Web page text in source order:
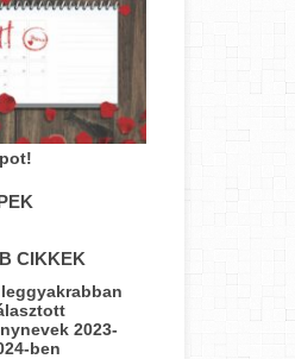
CIKKEK
2023-
ben